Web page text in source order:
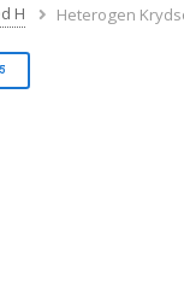
H Heterogen